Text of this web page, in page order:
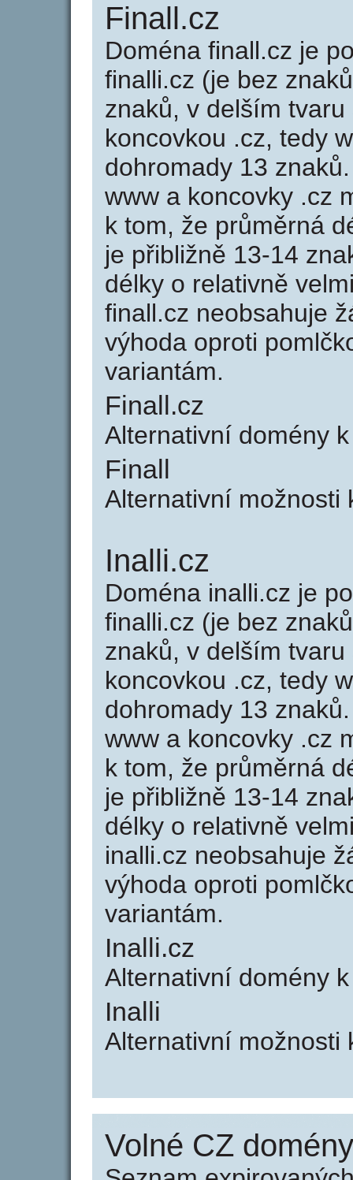
Finall.cz
Doména finall.cz je
finalli.cz (je bez
znaků, v delším
koncovkou .cz, tedy
dohromady 13
www a koncovky .cz
k tom, že průměrná
je přibližně 13-14
délky o relativně
finall.cz neobsahuje
výhoda oproti
variantám.
Finall.cz
Alternativní domény
Finall
Alternativní možnosti
Inalli.cz
Doména inalli.cz je
finalli.cz (je bez
znaků, v delším
koncovkou .cz, tedy
dohromady 13
www a koncovky .cz
k tom, že průměrná
je přibližně 13-14
délky o relativně
inalli.cz neobsahuje
výhoda oproti
variantám.
Inalli.cz
Alternativní domény
Inalli
Alternativní možnosti
Volné CZ